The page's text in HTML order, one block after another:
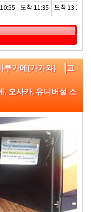
도착 11:35 도착 13:15
루가메(가가와) |고
, 오사카, 유니버설 스